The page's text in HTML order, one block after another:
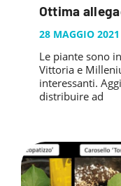
Ottima
28 MAGGIO 2021
Le piante sono
Vittoria e
interessanti.
distribuire ad